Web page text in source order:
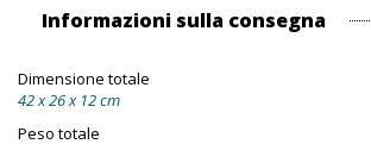
Informazioni sulla consegna
Dimensione totale
42 x 26 x 12 cm
Peso totale